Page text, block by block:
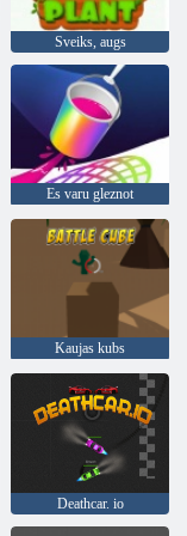
Sveiks, augs
Es varu gleznot
Kaujas kubs
Deathcar. io